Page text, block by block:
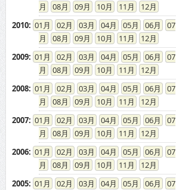
08
09 10 11
12
2010: 01 02 03 04 05 06
07
08
09 10 11
12
2009: 01 02 03 04 05 06
07
08
09 10 11
12
2008: 01 02 03 04 05 06
07
08
09 10 11
12
2007: 01 02 03 04 05 06
07
08
09 10 11
12
2006: 01 02 03 04 05 06
07
08
09 10 11
12
2005: 01 02 03 04 05 06
07